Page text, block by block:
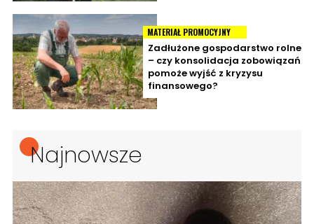
MATERIAŁ PROMOCYJNY
Zadłużone gospodarstwo rolne
– czy konsolidacja zobowiązań
pomoże wyjść z kryzysu
finansowego?
Najnowsze